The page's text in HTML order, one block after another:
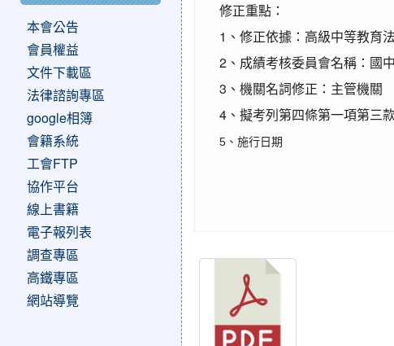
修正重點：
1、修正依據：高級中等教育
2、成績考核委員會名稱：國
3、機關名詞修正：主管機關
4、擬考列第四條第一項第三
5、施行日期
本會公告
會員權益
文件下載區
法律諮詢專區
google相簿
會籍系統
工會FTP
協作平台
線上書籍
電子報列表
調查專區
高鐵專區
網站導覽